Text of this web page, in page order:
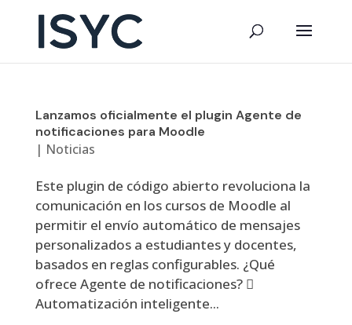
Lanzamos oficialmente el plugin Agente de
notificaciones para Moodle
| Noticias
Este plugin de código abierto revoluciona la
comunicación en los cursos de Moodle al
permitir el envío automático de mensajes
personalizados a estudiantes y docentes,
basados en reglas configurables. ¿Qué
ofrece Agente de notificaciones? 
Automatización inteligente...